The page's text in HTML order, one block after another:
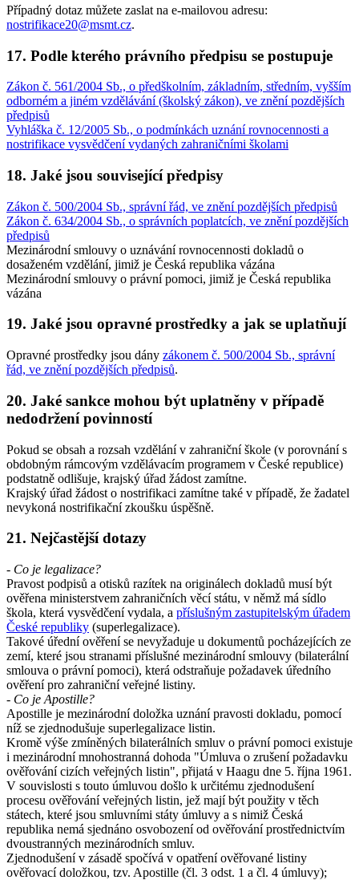
Případný dotaz můžete zaslat na e-mailovou adresu:
nostrifikace20@msmt.cz.
17. Podle kterého právního předpisu se postupuje
Zákon č. 561/2004 Sb., o předškolním, základním, středním, vyšším
odborném a jiném vzdělávání (školský zákon), ve znění pozdějších
předpisů
Vyhláška č. 12/2005 Sb., o podmínkách uznání rovnocennosti a
nostrifikace vysvědčení vydaných zahraničními školami
18. Jaké jsou související předpisy
Zákon č. 500/2004 Sb., správní řád, ve znění pozdějších předpisů
Zákon č. 634/2004 Sb., o správních poplatcích, ve znění pozdějších
předpisů
Mezinárodní smlouvy o uznávání rovnocennosti dokladů o
dosaženém vzdělání, jimiž je Česká republika vázána
Mezinárodní smlouvy o právní pomoci, jimiž je Česká republika
vázána
19. Jaké jsou opravné prostředky a jak se uplatňují
Opravné prostředky jsou dány zákonem č. 500/2004 Sb., správní
řád, ve znění pozdějších předpisů.
20. Jaké sankce mohou být uplatněny v případě
nedodržení povinností
Pokud se obsah a rozsah vzdělání v zahraniční škole (v porovnání s
obdobným rámcovým vzdělávacím programem v České republice)
podstatně odlišuje, krajský úřad žádost zamítne.
Krajský úřad žádost o nostrifikaci zamítne také v případě, že žadatel
nevykoná nostrifikační zkoušku úspěšně.
21. Nejčastější dotazy
- Co je legalizace?
Pravost podpisů a otisků razítek na originálech dokladů musí být
ověřena ministerstvem zahraničních věcí státu, v němž má sídlo
škola, která vysvědčení vydala, a příslušným zastupitelským úřadem
České republiky (superlegalizace).
Takové úřední ověření se nevyžaduje u dokumentů pocházejících ze
zemí, které jsou stranami příslušné mezinárodní smlouvy (bilaterální
smlouva o právní pomoci), která odstraňuje požadavek úředního
ověření pro zahraniční veřejné listiny.
- Co je Apostille?
Apostille je mezinárodní doložka uznání pravosti dokladu, pomocí
níž se zjednodušuje superlegalizace listin.
Kromě výše zmíněných bilaterálních smluv o právní pomoci existuje
i mezinárodní mnohostranná dohoda "Úmluva o zrušení požadavku
ověřování cizích veřejných listin", přijatá v Haagu dne 5. října 1961.
V souvislosti s touto úmluvou došlo k určitému zjednodušení
procesu ověřování veřejných listin, jež mají být použity v těch
státech, které jsou smluvními státy úmluvy a s nimiž Česká
republika nemá sjednáno osvobození od ověřování prostřednictvím
dvoustranných mezinárodních smluv.
Zjednodušení v zásadě spočívá v opatření ověřované listiny
ověřovací doložkou, tzv. Apostille (čl. 3 odst. 1 a čl. 4 úmluvy);